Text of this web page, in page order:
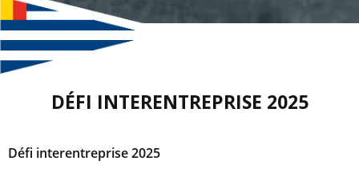
DÉFI INTERENTREPRISE 2025
Défi interentreprise 2025